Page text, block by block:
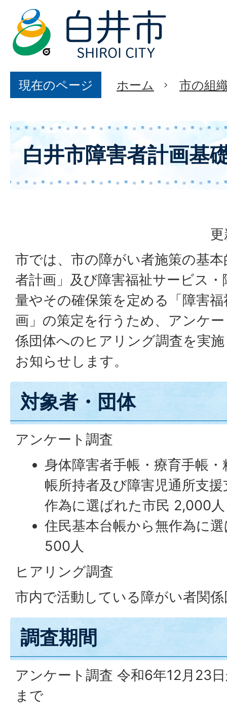
現在のページ ホーム 市の組
白井市障害者計画基
市では、市の障がい者施策の基
者計画」及び障害福祉サービス
量やその確保策を定める「障害
画」の策定を行うため、アンケ
係団体へのヒアリング調査を実
お知らせします。
対象者・団体
アンケート調査
身体障害者手帳・療育手帳
帳所持者及び障害児通所支
作為に選ばれた市民 2,000人
住民基本台帳から無作為に
500人
ヒアリング調査
市内で活動している障がい者関
調査期間
アンケート調査 令和6年12月23
まで